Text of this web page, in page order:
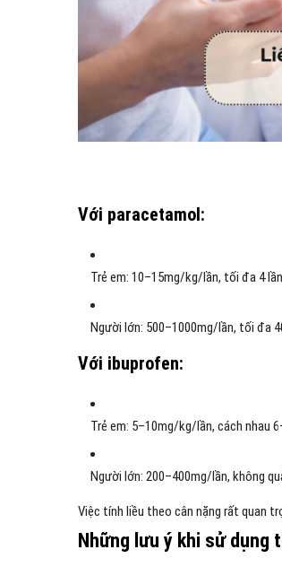
Với paracetamol:
Trẻ em: 10–15mg/kg/lần, tối đa 4
Người lớn: 500–1000mg/lần, tối đa
Với ibuprofen:
Trẻ em: 5–10mg/kg/lần, cách nhau
Người lớn: 200–400mg/lần, không
Việc tính liều theo cân nặng rất quan
Những lưu ý khi sử dụng